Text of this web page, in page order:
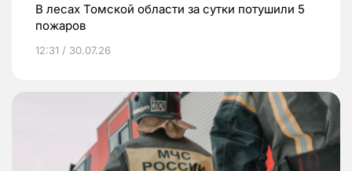
В лесах Томской области за сутки потушили 5
пожаров
12:31 / 30.07.26